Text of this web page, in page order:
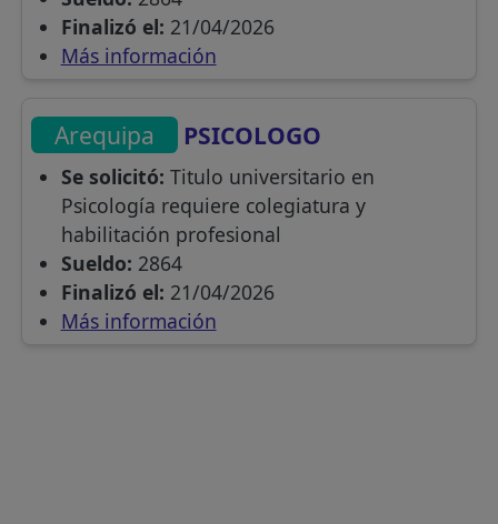
Finalizó el: 21/04/2026
Más información
Arequipa PSICOLOGO
Se solicitó: Titulo universitario en
Psicología requiere colegiatura y
habilitación profesional
Sueldo: 2864
Finalizó el: 21/04/2026
Más información